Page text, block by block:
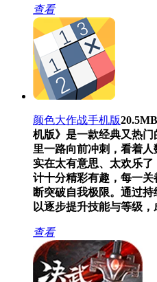
查看
颜色大作战手机版20.5MB
机版》是一款经典又热
里一路向前冲刺，看着
实在太有意思、太欢乐
计十分精彩有趣，每一
断突破自我极限。通过
以逐步提升技能与等级，
查看